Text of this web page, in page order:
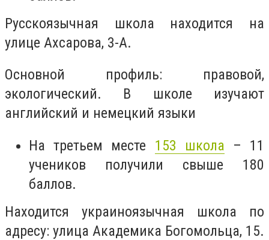
Русскоязычная школа находится на
улице Ахсарова, 3-А.
Основной профиль: правовой,
экологический. В школе изучают
английский и немецкий языки
На третьем месте 153 школа – 11
учеников получили свыше 180
баллов.
Находится украиноязычная школа по
адресу: улица Академика Богомольца, 15.